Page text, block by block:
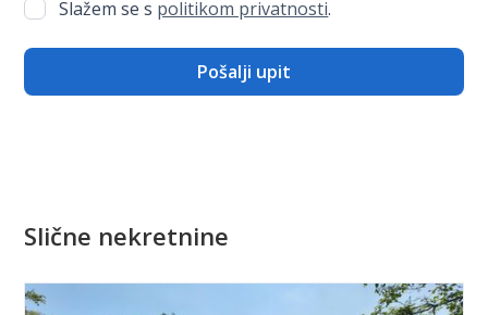
Slažem se s politikom privatnosti.
Slične nekretnine